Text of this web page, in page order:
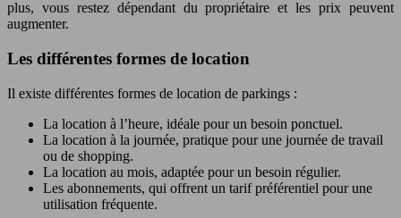
plus, vous restez dépendant du propriétaire et les prix peuvent
augmenter.
Les différentes formes de location
Il existe différentes formes de location de parkings :
La location à l’heure, idéale pour un besoin ponctuel.
La location à la journée, pratique pour une journée de travail
ou de shopping.
La location au mois, adaptée pour un besoin régulier.
Les abonnements, qui offrent un tarif préférentiel pour une
utilisation fréquente.